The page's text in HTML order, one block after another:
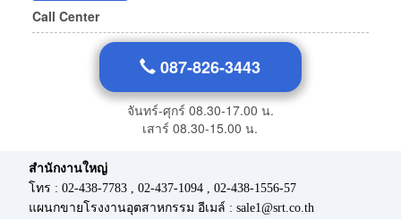
Call Center
087-826-3443
จันทร์-ศุกร์ 08.30-17.00 น.
เสาร์ 08.30-15.00 น.
สำนักงานใหญ่
โทร : 02-438-7783 , 02-437-1094 , 02-438-1556-57
แผนกขายโรงงานอุตสาหกรรม อีเมล์ : sale1@srt.co.th